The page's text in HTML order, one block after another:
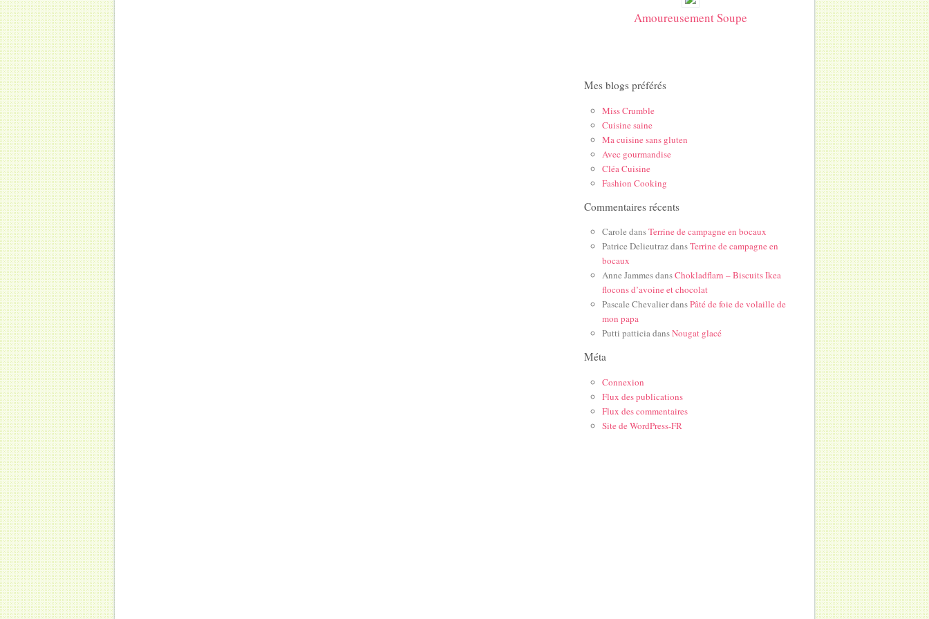
Amoureusement Soupe
Mes blogs préférés
Miss Crumble
Cuisine saine
Ma cuisine sans gluten
Avec gourmandise
Cléa Cuisine
Fashion Cooking
Commentaires récents
Carole dansTerrine de campagne en bocaux
Patrice DelieutrazdansTerrine de campagne en
bocaux
Anne JammesdansChokladflarn – Biscuits Ikea
flocons d’avoine et chocolat
Pascale ChevalierdansPâté de foie de volaille de
mon papa
Putti patticiadansNougat glacé
Méta
Connexion
Flux des publications
Flux des commentaires
Site de WordPress-FR